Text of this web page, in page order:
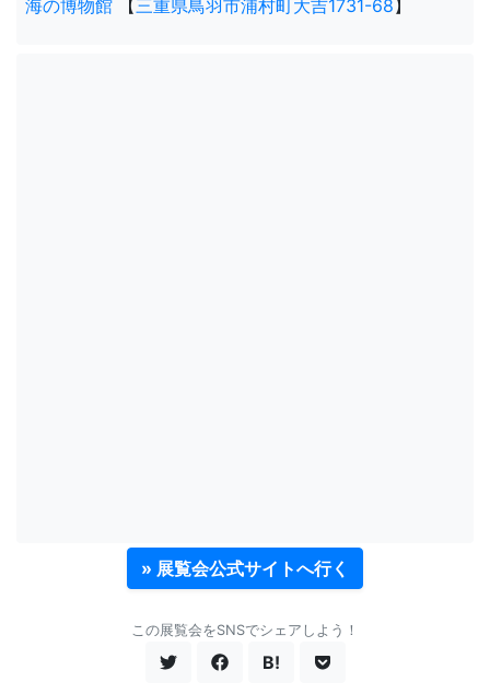
海の博物館 【三重県鳥羽市浦村町大吉1731-68】
» 展覧会公式サイトへ行く
この展覧会をSNSでシェアしよう！
B!